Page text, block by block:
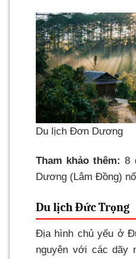
Du lịch Đơn Dương
Tham khảo thêm: 8
Dương (Lâm Đồng)
Du lịch Đức Trọng
Địa hình chủ yếu ở
nguyên với các dãy